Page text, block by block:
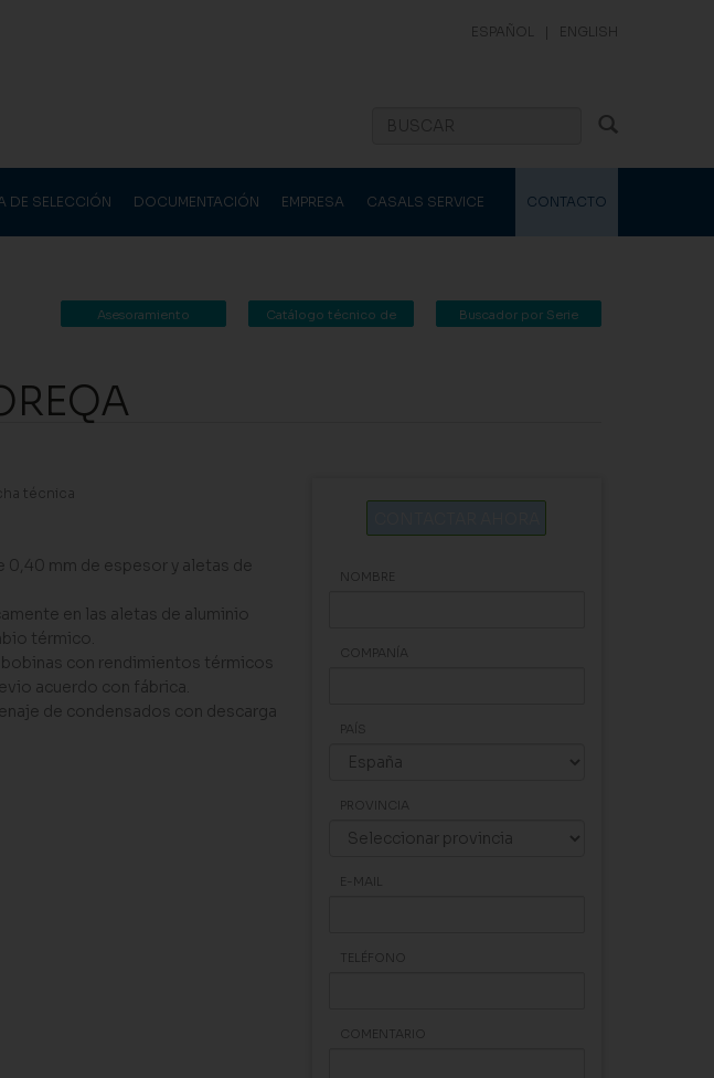
ESPAÑOL | ENGLISH
DE SELECCIÓN DOCUMENTACIÓN EMPRESA CASALS SERVICE CONTACTO
Buscador por Serie
Catálogo técnico de
Asesoramiento
técnica
0,40 mm de espesor y aletas de
en las aletas de aluminio
térmico.
con rendimientos térmicos
acuerdo con fábrica.
de condensados con descarga
NOMBRE
COMPANÍA
PAÍS
PROVINCIA
E-MAIL
TELÉFONO
COMENTARIO